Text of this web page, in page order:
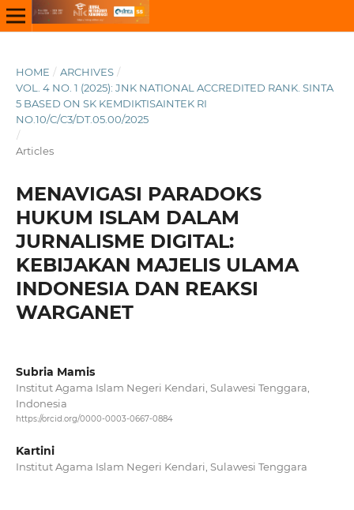
HOME / ARCHIVES /
VOL. 4 NO. 1 (2025): JNK NATIONAL ACCREDITED RANK. SINTA
5 BASED ON SK KEMDIKTISAINTEK RI
NO.10/C/C3/DT.05.00/2025
/
Articles
MENAVIGASI PARADOKS
HUKUM ISLAM DALAM
JURNALISME DIGITAL:
KEBIJAKAN MAJELIS ULAMA
INDONESIA DAN REAKSI
WARGANET
Subria Mamis
Institut Agama Islam Negeri Kendari, Sulawesi Tenggara,
Indonesia
https://orcid.org/0000-0003-0667-0884
Kartini
Institut Agama Islam Negeri Kendari, Sulawesi Tenggara